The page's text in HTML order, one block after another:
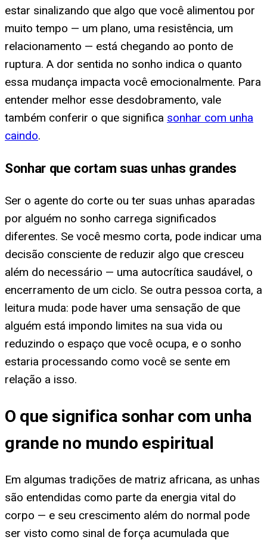
estar sinalizando que algo que você alimentou por
muito tempo — um plano, uma resistência, um
relacionamento — está chegando ao ponto de
ruptura. A dor sentida no sonho indica o quanto
essa mudança impacta você emocionalmente. Para
entender melhor esse desdobramento, vale
também conferir o que significa sonhar com unha
caindo.
Sonhar que cortam suas unhas grandes
Ser o agente do corte ou ter suas unhas aparadas
por alguém no sonho carrega significados
diferentes. Se você mesmo corta, pode indicar uma
decisão consciente de reduzir algo que cresceu
além do necessário — uma autocrítica saudável, o
encerramento de um ciclo. Se outra pessoa corta, a
leitura muda: pode haver uma sensação de que
alguém está impondo limites na sua vida ou
reduzindo o espaço que você ocupa, e o sonho
estaria processando como você se sente em
relação a isso.
O que significa sonhar com unha
grande no mundo espiritual
Em algumas tradições de matriz africana, as unhas
são entendidas como parte da energia vital do
corpo — e seu crescimento além do normal pode
ser visto como sinal de força acumulada que